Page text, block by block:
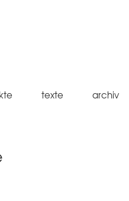
texte
archiv